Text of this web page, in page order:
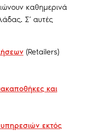
καθημερινά
Σ’ αυτές
(Retailers)
και
υπηρεσιών εκτός